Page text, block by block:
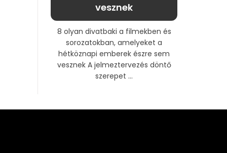
vesznek
8 olyan divatbaki a filmekben és
sorozatokban, amelyeket a
hétköznapi emberek észre sem
vesznek A jelmeztervezés döntő
szerepet ...